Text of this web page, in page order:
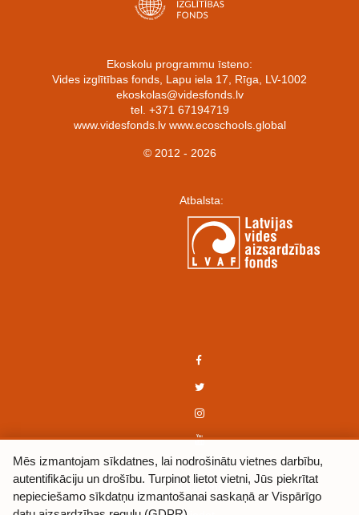
Ekoskolu programmu īsteno:
Vides izglītības fonds, Lapu iela 17, Rīga, LV-1002
ekoskolas@videsfonds.lv
tel. +371 67194719
www.videsfonds.lv www.ecoschools.global
© 2012 - 2026
Atbalsta:
Mēs izmantojam sīkdatnes, lai nodrošinātu vietnes darbību,
autentifikāciju un drošību. Turpinot lietot vietni, Jūs piekrītat
nepieciešamo sīkdatņu izmantošanai saskaņā ar Vispārīgo